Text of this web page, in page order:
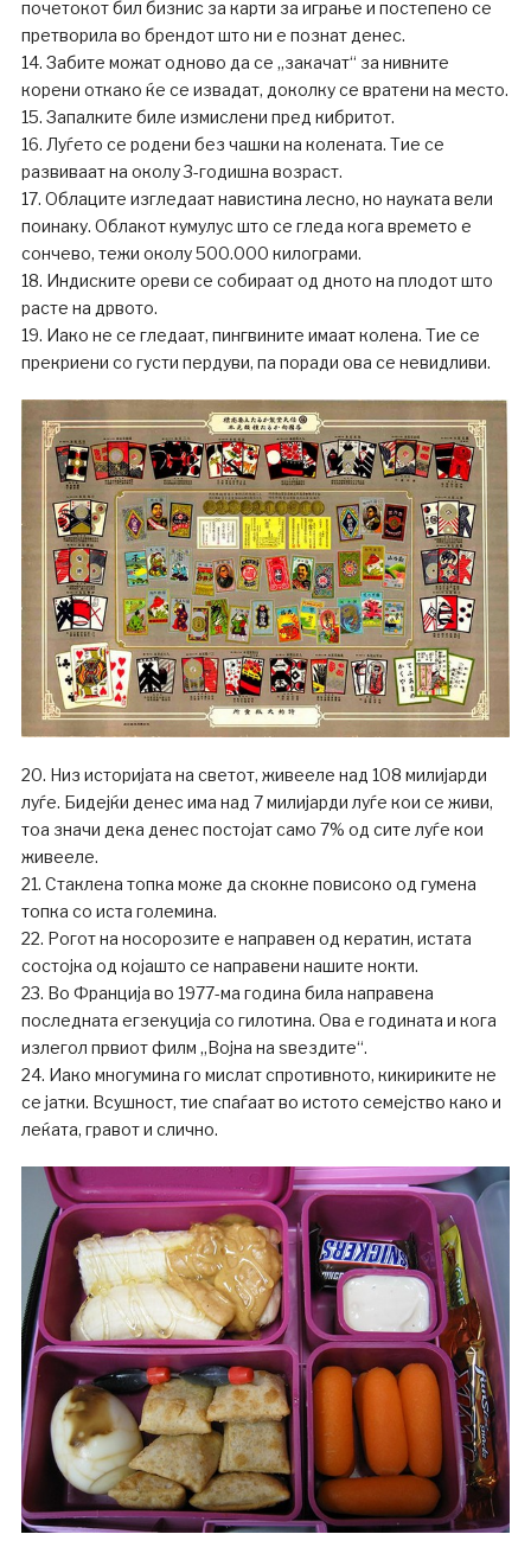
почетокот бил бизнис за карти за играње и постепено се
претворила во брендот што ни е познат денес.
14. Забите можат одново да се „закачат“ за нивните
корени откако ќе се извадат, доколку се вратени на место.
15. Запалките биле измислени пред кибритот.
16. Луѓето се родени без чашки на колената. Тие се
развиваат на околу 3-годишна возраст.
17. Облаците изгледаат навистина лесно, но науката вели
поинаку. Облакот кумулус што се гледа кога времето е
сончево, тежи околу 500.000 килограми.
18. Индиските ореви се собираат од дното на плодот што
расте на дрвото.
19. Иако не се гледаат, пингвините имаат колена. Тие се
прекриени со густи пердуви, па поради ова се невидливи.
20. Низ историјата на светот, живееле над 108 милијарди
луѓе. Бидејќи денес има над 7 милијарди луѓе кои се живи,
тоа значи дека денес постојат само 7% од сите луѓе кои
живееле.
21. Стаклена топка може да скокне повисоко од гумена
топка со иста големина.
22. Рогот на носорозите е направен од кератин, истата
состојка од којашто се направени нашите нокти.
23. Во Франција во 1977-ма година била направена
последната егзекуција со гилотина. Ова е годината и кога
излегол првиот филм „Војна на ѕвездите“.
24. Иако многумина го мислат спротивното, кикириките не
се јатки. Всушност, тие спаѓаат во истото семејство како и
леќата, гравот и слично.